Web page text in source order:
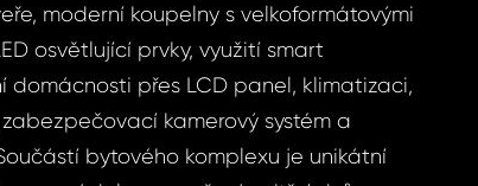
moderní koupelny s velkoformátovými
osvětlující prvky, využití smart
domácnosti přes LCD panel, klimatizaci,
kamerový systém a
bytového komplexu je unikátní